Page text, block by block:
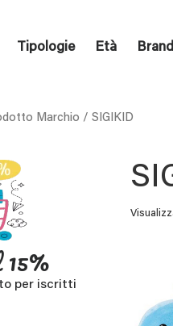
Tipologie Età Brand
Marchio / SIGIKID
per iscritti